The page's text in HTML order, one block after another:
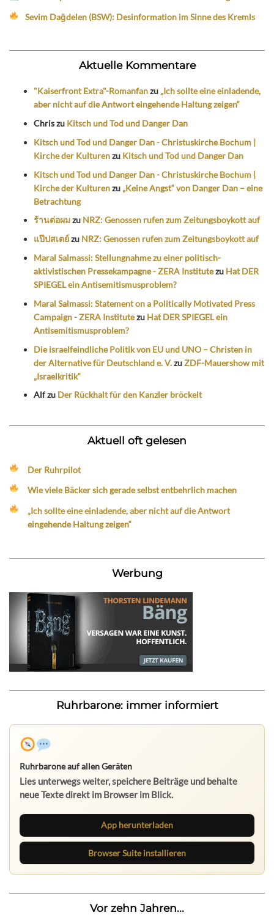
Sevim Dağdelen (BSW): Desinformation im Sinne des Kremls
Aktuelle Kommentare
"Kaiserfront Extra"-Romanfanzu „Ich sollte eine einladende,
aber nicht auf die Antwort eingehende Haltung zeigen“
Chriszu Kitsch und Tod und Danger Dan
Kitsch und Tod und Danger Dan - Christuskirche Bochum |
Kirche der Kulturenzu Kitsch und Tod und Danger Dan
Kitsch und Tod und Danger Dan - Christuskirche Bochum |
Kirche der Kulturenzu „Keine Angst“ von Danger Dan – eine
Betrachtung
ร้านต่อผมzu NRZ: Genossen rufen zum Zeitungsboykott auf
แป๊ปสเตย์zu NRZ: Genossen rufen zum Zeitungsboykott auf
Maral Salmassi: Stellungnahme zu einer politisch-
aktivistischen Pressekampagne - ZERA Institutezu Hat DER
SPIEGEL ein Antisemitismusproblem?
Maral Salmassi: Statement on a Politically Motivated Press
Campaign - ZERA Institutezu Hat DER SPIEGEL ein
Antisemitismusproblem?
Die israelfeindliche Politik von EU und UNO – Christen in
der Alternative für Deutschland e. V.zuZDF-Mauershow mit
„Israelkritik“
Alfzu Der Rückhalt für den Kanzler bröckelt
Aktuell oft gelesen
Der Ruhrpilot
Wie viele Bäcker sich gerade selbst entbehrlich machen
„Ich sollte eine einladende, aber nicht auf die Antwort
eingehende Haltung zeigen“
Werbung
Ruhrbarone: immer informiert
Ruhrbarone auf allen Geräten
Lies unterwegs weiter, speichere Beiträge und behalte
neue Texte direkt im Browser im Blick.
App herunterladen
Browser Suite installieren
Vor zehn Jahren...